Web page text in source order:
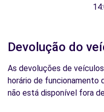
Devolução do
As devoluções de
horário de funcionamento
não está disponível fora